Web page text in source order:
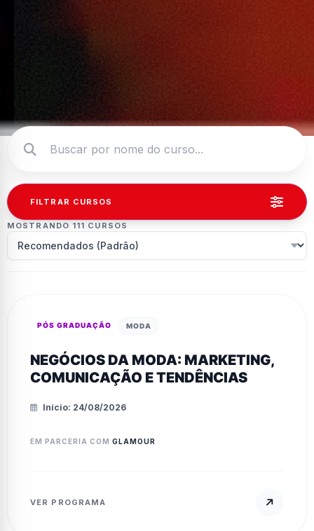
FILTRAR CURSOS
MOSTRANDO 111 CURSOS
PÓS GRADUAÇÃO MODA
NEGÓCIOS DA MODA: MARKETING,
COMUNICAÇÃO E TENDÊNCIAS
Início: 24/08/2026
EM PARCERIA COM GLAMOUR
VER PROGRAMA